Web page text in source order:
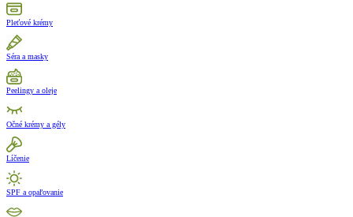
Pleťové krémy
Séra a masky
Peelingy a oleje
Očné krémy a gély
Líčenie
SPF a opaľovanie